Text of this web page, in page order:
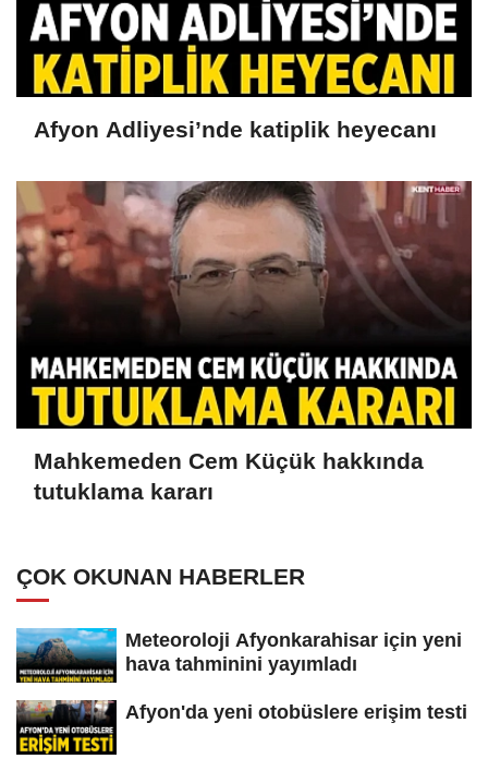
Afyon Adliyesi’nde katiplik heyecanı
Mahkemeden Cem Küçük hakkında
tutuklama kararı
ÇOK OKUNAN HABERLER
Meteoroloji Afyonkarahisar için yeni
hava tahminini yayımladı
Afyon'da yeni otobüslere erişim testi